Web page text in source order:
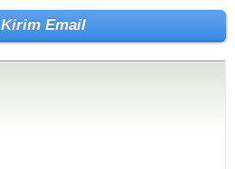
Kirim Email